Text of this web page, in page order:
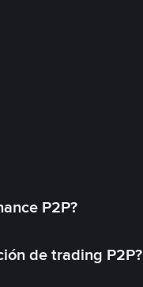
P2P?
de trading P2P?